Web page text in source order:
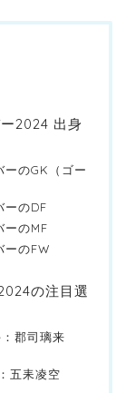
2024 出身
ーのGK（ゴー
ーのDF
ーのMF
ーのFW
の注目選
郡司璃来
五耒凌空